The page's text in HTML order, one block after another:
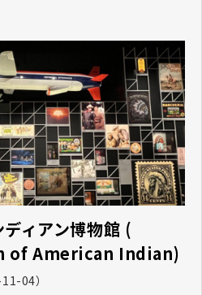
ィアン博物館 (
of American Indian)
04）